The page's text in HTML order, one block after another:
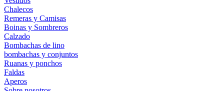
Chalecos
Remeras y Camisas
Boinas y Sombreros
Calzado
Bombachas de lino
bombachas y conjuntos
Ruanas y ponchos
Faldas
Aperos